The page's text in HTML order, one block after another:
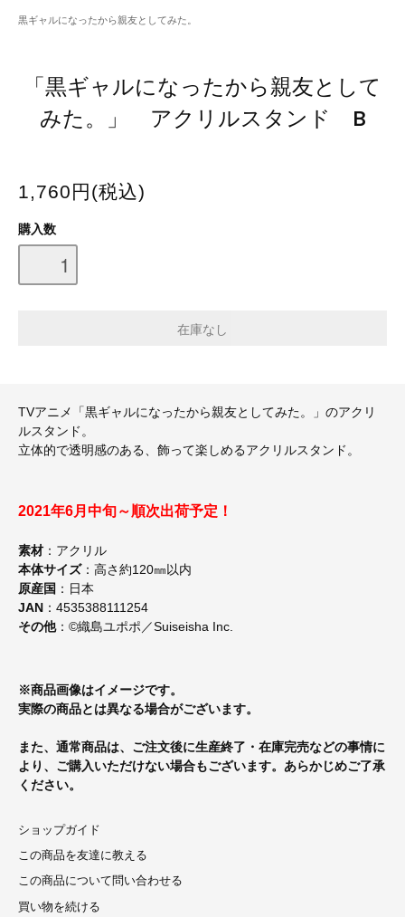
黒ギャルになったから親友としてみた。
「黒ギャルになったから親友として
みた。」 アクリルスタンド B
1,760円(税込)
購入数
TVアニメ「黒ギャルになったから親友としてみた。」のアクリ
ルスタンド。
立体的で透明感のある、飾って楽しめるアクリルスタンド。
2021年6月中旬～順次出荷予定！
素材 ：アクリル
本体サイズ：高さ約120㎜以内
原産国 ：日本
JAN ：4535388111254
その他：©織島ユポポ／Suiseisha Inc.
※商品画像はイメージです。
実際の商品とは異なる場合がございます。
また、通常商品は、ご注文後に生産終了・在庫完売などの事情に
より、ご購入いただけない場合もございます。あらかじめご了承
ください。
ショップガイド
この商品を友達に教える
この商品について問い合わせる
買い物を続ける